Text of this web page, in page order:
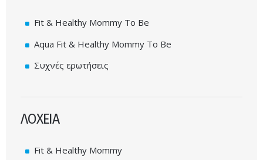
Fit & Healthy Mommy To Be
Aqua Fit & Healthy Mommy To Be
Συχνές ερωτήσεις
ΛΟΧΕΙΑ
Fit & Healthy Mommy